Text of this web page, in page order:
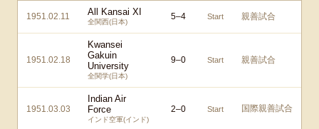
1951.02.11 All Kansai XI
全関西(日本)
5–4 Start 親善試合
1951.02.18
Kwansei
Gakuin
University
全関学(日本)
9–0 Start 親善試合
1951.03.03
Indian Air
Force
インド空軍(インド)
2–0 Start 国際親善試合